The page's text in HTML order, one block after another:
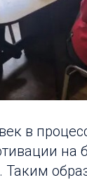
в
на
Таким